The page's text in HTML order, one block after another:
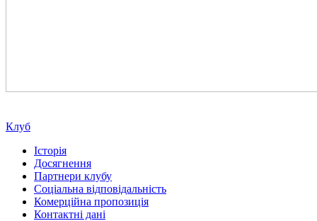
Клуб
Історія
Досягнення
Партнери клубу
Соціальна відповідальність
Комерційна пропозиція
Контактні дані